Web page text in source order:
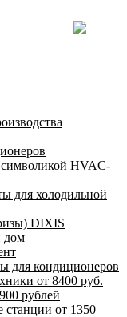
HVAC-
для холодильной
DIXIS
дом
для кондиционеров
от 8400 руб.
рублей
станции от 1350